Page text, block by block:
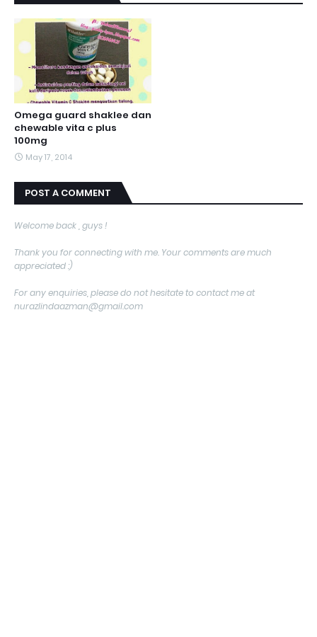
Omega guard shaklee dan
chewable vita c plus
100mg
May 17, 2014
POST A COMMENT
Welcome back , guys !
Thank you for connecting with me. Your comments are much
appreciated :)
For any enquiries, please do not hesitate to contact me at
nurazlindaazman@gmail.com